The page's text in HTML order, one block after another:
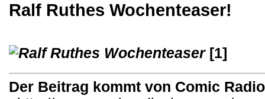
Ralf Ruthes Wochenteaser!
[1]
Der Beitrag kommt von Comic